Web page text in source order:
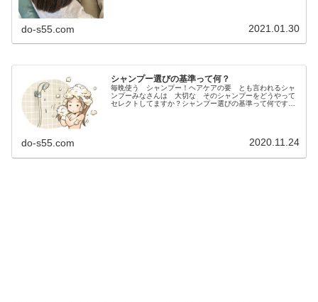
do-s55.com 2021.01.30
シャンプー選びの基準って何？
毎晩使う シャンプー！ヘアケアの要 とも言われるシャ
ンプーみなさんは 大切な そのシャンプーをどうやって
セレクトしてますか？シャンプー選びの基準って何です
do-s55.com 2020.11.24